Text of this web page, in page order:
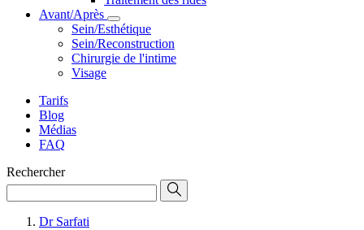
Avant/Après
Sein/Esthétique
Sein/Reconstruction
Chirurgie de l'intime
Visage
Tarifs
Blog
Médias
FAQ
Rechercher
Dr Sarfati